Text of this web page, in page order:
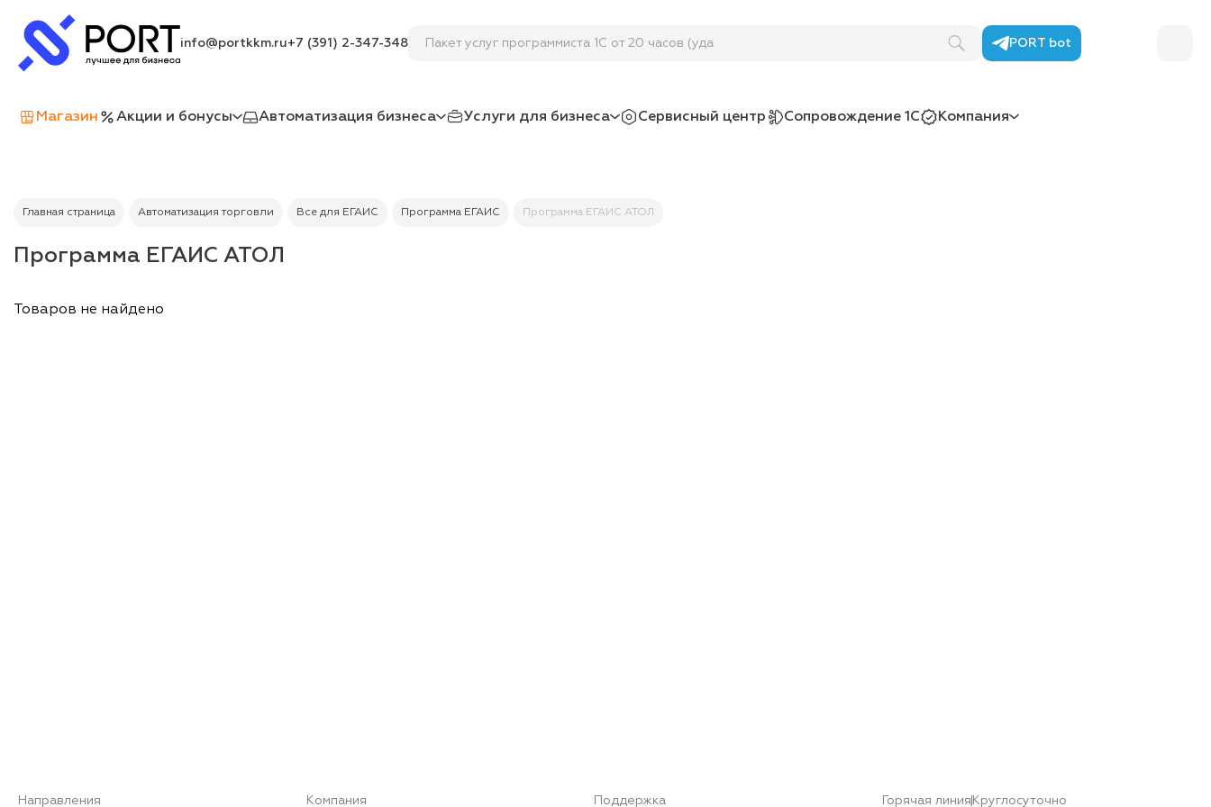
info@portkkm.ru+7 (391) 2-347-348 Пакет услуг программиста 1С от 20 часов (удалё PORT bot
Магазин Акции и бонусы Автоматизация бизнеса Услуги для бизнеса Сервисный центр Сопровождение 1С Компания
Главная страница Автоматизация торговли Все для ЕГАИС Программа ЕГАИС Программа ЕГАИС АТОЛ
Программа ЕГАИС АТОЛ
Товаров не найдено
Направления Компания Поддержка Горячая линия Круглосуточно